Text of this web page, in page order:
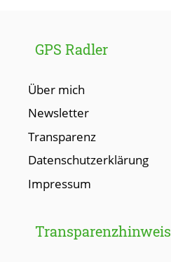
GPS Radler
Über mich
Newsletter
Transparenz
Datenschutzerklärung
Impressum
Transparenzhinweis